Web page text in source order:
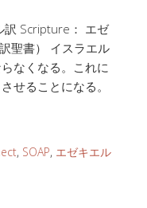
訳 Scripture： エゼ
聖書） イスラエル
なくなる。これに
せることになる。
, SOAP, エゼキエル